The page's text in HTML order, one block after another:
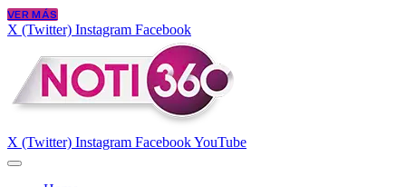
VER MÁS
X (Twitter) Instagram Facebook
X (Twitter) Instagram FacebookYouTube